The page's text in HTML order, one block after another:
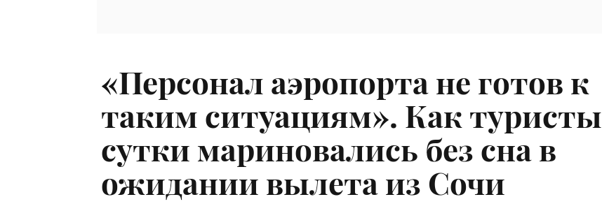
«Персонал аэропорта не готов к
таким ситуациям». Как туристы
сутки мариновались без сна в
ожидании вылета из Сочи